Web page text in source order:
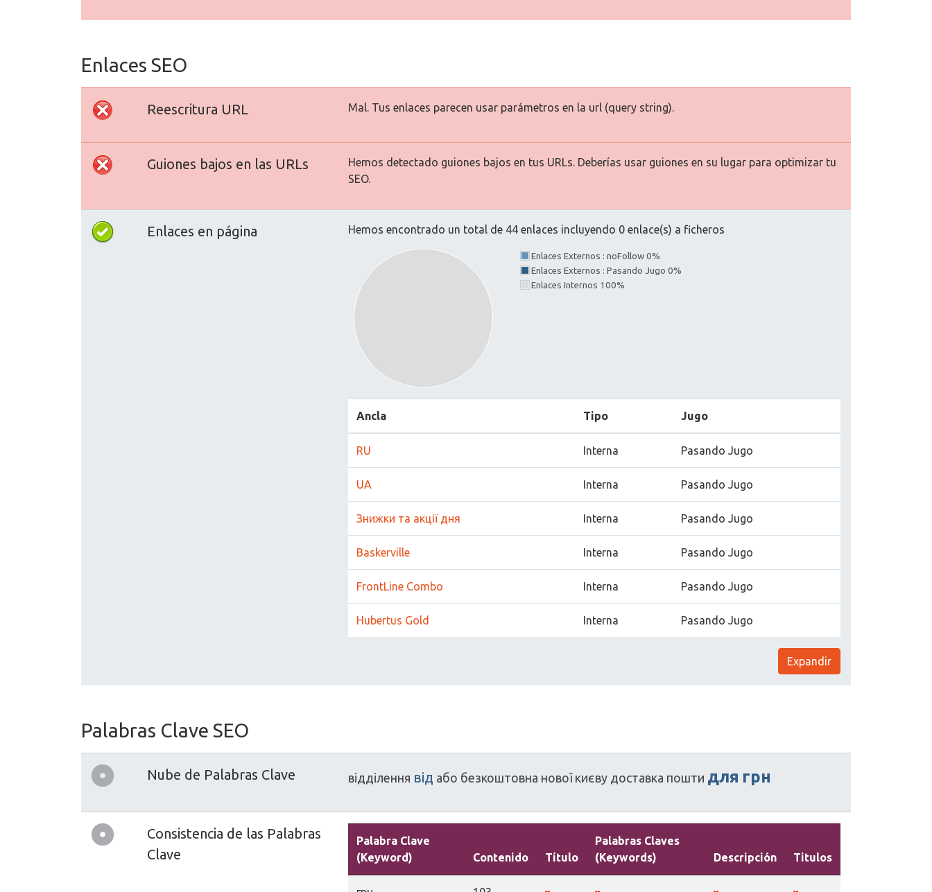
Enlaces SEO
Reescritura URL Mal. Tus enlaces parecen usar parámetros en la url (query string).
Guiones bajos en las URLs
Hemos detectado guiones bajos en tus URLs. Deberías usar guiones en su lugar para optimizar tu
SEO.
Enlaces en página Hemos encontrado un total de 44 enlaces incluyendo 0 enlace(s) a ficheros
Enlaces Externos : noFollow 0%
Enlaces Externos : Pasando Jugo 0%
Enlaces Internos 100%
Ancla Tipo Jugo
RU Interna Pasando Jugo
UA Interna Pasando Jugo
Знижки та акції дня Interna Pasando Jugo
Baskerville Interna Pasando Jugo
FrontLine Combo Interna Pasando Jugo
Hubertus Gold Interna Pasando Jugo
Expandir
Palabras Clave SEO
Nube de Palabras Clave відділення від або безкоштовна нової києву доставка пошти для грн
Consistencia de las Palabras
Clave
Palabra Clave
(Keyword)
Contenido Título
Palabras Claves
(Keywords)
Descripción Titulos